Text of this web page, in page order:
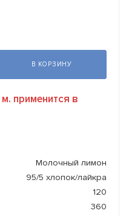
В КОРЗИНУ
применится в
Молочный лимон
95/5 хлопок/лайкра
120
360